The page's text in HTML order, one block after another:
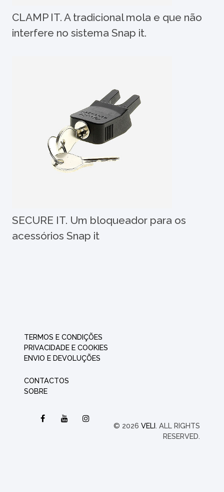
CLAMP IT. A tradicional mola e que não
interfere no sistema Snap it.
SECURE IT. Um bloqueador para os
acessórios Snap it
TERMOS E CONDIÇÕES
PRIVACIDADE E COOKIES
ENVIO E DEVOLUÇÕES
CONTACTOS
SOBRE
© 2026 VELI. ALL RIGHTS
RESERVED.